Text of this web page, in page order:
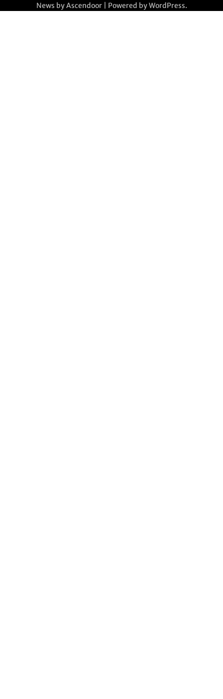
News byAscendoor| Powered byWordPress.